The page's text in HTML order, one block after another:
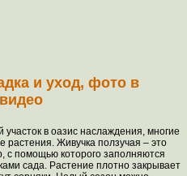
и уход, фото в
в оазис наслаждения, многие
растения. Живучка ползучая – это
с помощью которого заполняются
сада. Растение плотно закрывает